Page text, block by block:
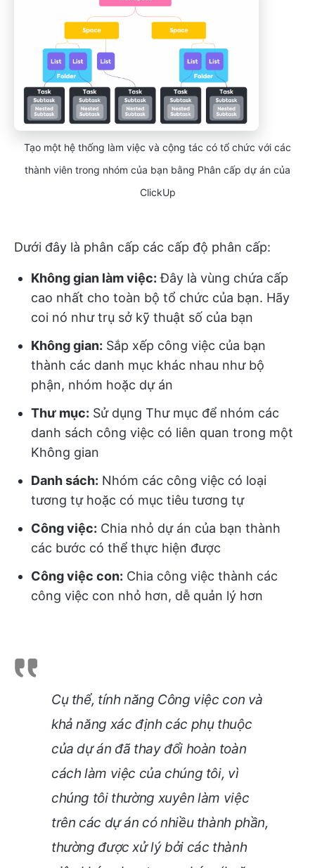
Tạo một hệ thống làm việc và cộng tác có tổ chức với các
thành viên trong nhóm của bạn bằng Phân cấp dự án của
ClickUp
Dưới đây là phân cấp các cấp độ phân cấp:
Không gian làm việc: Đây là vùng chứa cấp
cao nhất cho toàn bộ tổ chức của bạn. Hãy
coi nó như trụ sở kỹ thuật số của bạn
Không gian: Sắp xếp công việc của bạn
thành các danh mục khác nhau như bộ
phận, nhóm hoặc dự án
Thư mục: Sử dụng Thư mục để nhóm các
danh sách công việc có liên quan trong một
Không gian
Danh sách: Nhóm các công việc có loại
tương tự hoặc có mục tiêu tương tự
Công việc: Chia nhỏ dự án của bạn thành
các bước có thể thực hiện được
Công việc con: Chia công việc thành các
công việc con nhỏ hơn, dễ quản lý hơn
Cụ thể, tính năng Công việc con và
khả năng xác định các phụ thuộc
của dự án đã thay đổi hoàn toàn
cách làm việc của chúng tôi, vì
chúng tôi thường xuyên làm việc
trên các dự án có nhiều thành phần,
thường được xử lý bởi các thành